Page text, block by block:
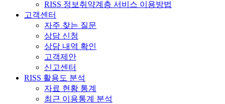
RISS 정보취약계층 서비스 이용방법
고객센터
자주 찾는 질문
상담 신청
상담 내역 확인
고객제안
신고센터
RISS 활용도 분석
자료 현황 통계
최근 이용통계 분석